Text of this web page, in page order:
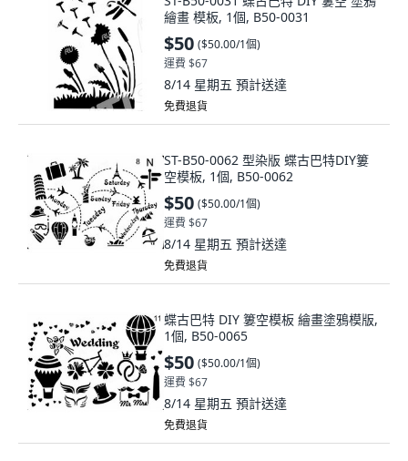
繪畫 模板, 1個, B50-0031
$50 ($50.00/1個)
運費 $67
8/14 星期五 預計送達
免費退貨
ST-B50-0062 型染版 蝶古巴特DIY簍
空模板, 1個, B50-0062
$50 ($50.00/1個)
運費 $67
8/14 星期五 預計送達
免費退貨
蝶古巴特 DIY 簍空模板 繪畫塗鴉模版,
1個, B50-0065
$50 ($50.00/1個)
運費 $67
8/14 星期五 預計送達
免費退貨